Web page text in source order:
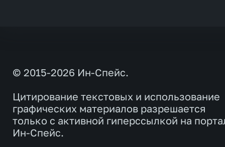
© 2015-2026 Ин-Спейс.
Цитирование текстовых и использование
графических материалов разрешается
только с активной гиперссылкой на
Ин-Спейс.